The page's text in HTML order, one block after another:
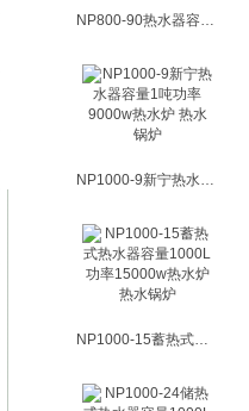
NP800-90热水器容量800L功率90000w热水炉 热水锅炉
NP1000-9新宁热水器容量1吨功率9000w热水炉 热水锅炉
NP1000-15蓄热式热水器容量1000L功率15000w热水炉 热水锅炉